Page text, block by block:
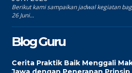
Berikut kami sampaikan jadwal kegiatan
26 Juni...
Blog Guru
Cerita Praktik Baik Menggali